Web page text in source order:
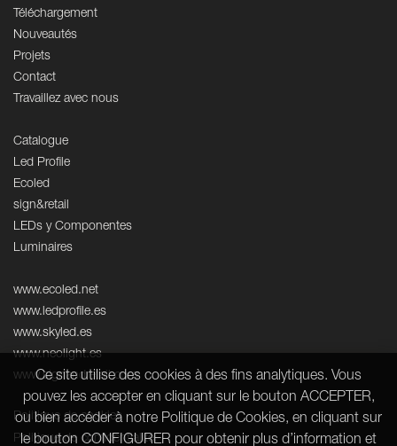
Téléchargement
Nouveautés
Projets
Contact
Travaillez avec nous
Catalogue
Led Profile
Ecoled
sign&retail
LEDs y Componentes
Luminaires
www.ecoled.net
www.ledprofile.es
www.skyled.es
www.neolight.es
www.signandretail.com
Politique de cookies
Politique de confidentialité
Ce site utilise des cookies à des fins analytiques. Vous
pouvez les accepter en cliquant sur le bouton ACCEPTER,
ou bien accéder à notre Politique de Cookies, en cliquant sur
le bouton CONFIGURER pour obtenir plus d’information et